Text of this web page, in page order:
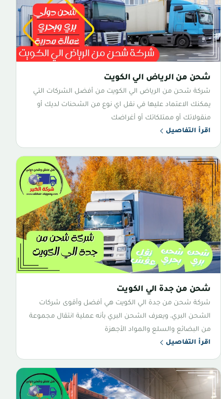
شحن من الرياض الي الكويت
شركة شحن من الرياض الي الكويت من أفضل الشركات التي
يمكنك الاعتماد عليها في نقل اي نوع من الشحنات لديك أو
منقولاتك أو ممتلكاتك أو أغراضك
اقرأ التفاصيل
شحن من جدة الي الكويت
شركة شحن من جدة الي الكويت هي أفضل وأقوى شركات
الشحن البري، ويعرف الشحن البري بأنه عملية انتقال مجموعة
من البضائع والسلع والمواد الأجهزة
اقرأ التفاصيل